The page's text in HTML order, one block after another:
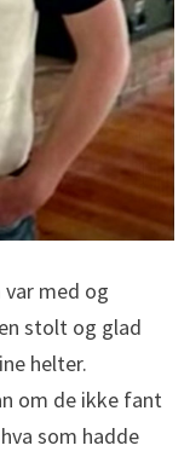
med og
stolt og glad
helter.
om de ikke fant
som hadde